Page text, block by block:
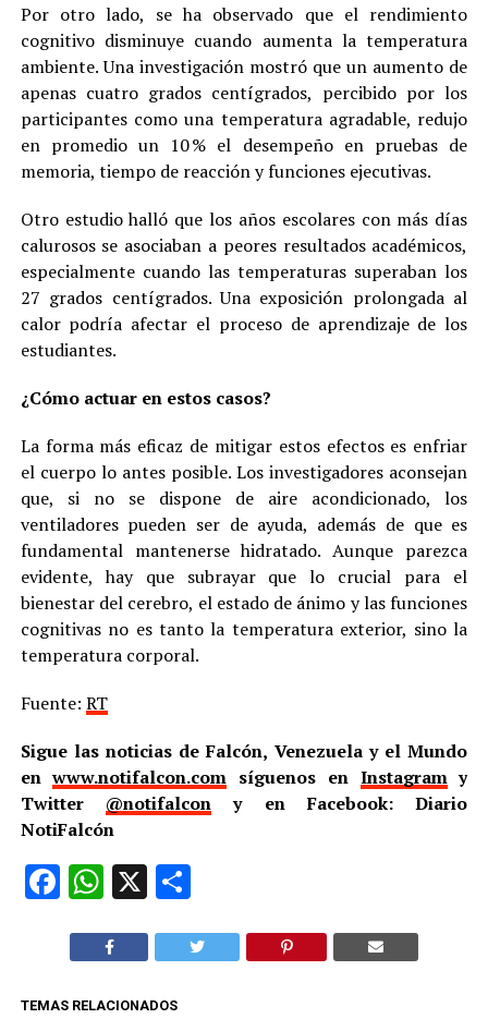
Por otro lado, se ha observado que el rendimiento
cognitivo disminuye cuando aumenta la temperatura
ambiente. Una investigación mostró que un aumento de
apenas cuatro grados centígrados, percibido por los
participantes como una temperatura agradable, redujo
en promedio un 10 % el desempeño en pruebas de
memoria, tiempo de reacción y funciones ejecutivas.
Otro estudio halló que los años escolares con más días
calurosos se asociaban a peores resultados académicos,
especialmente cuando las temperaturas superaban los
27 grados centígrados. Una exposición prolongada al
calor podría afectar el proceso de aprendizaje de los
estudiantes.
¿Cómo actuar en estos casos?
La forma más eficaz de mitigar estos efectos es enfriar
el cuerpo lo antes posible. Los investigadores aconsejan
que, si no se dispone de aire acondicionado, los
ventiladores pueden ser de ayuda, además de que es
fundamental mantenerse hidratado. Aunque parezca
evidente, hay que subrayar que lo crucial para el
bienestar del cerebro, el estado de ánimo y las funciones
cognitivas no es tanto la temperatura exterior, sino la
temperatura corporal.
Fuente: RT
Sigue las noticias de Falcón, Venezuela y el Mundo
enwww.notifalcon.com síguenos en Instagramy
Twitter @notifalcon y en Facebook: Diario
NotiFalcón
Facebook
WhatsApp
X Compartir
TEMAS RELACIONADOS